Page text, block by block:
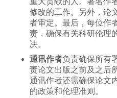
修改的工作。另外，论
者审定。最后，每位作
责，确保有关科研伦理
决。
通讯作者负责确保所有
责论文出版之前及之后
通讯作者还需确保论文
的政策和伦理准则。